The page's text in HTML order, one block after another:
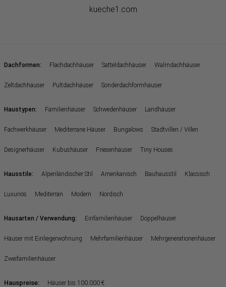
kueche1.com
Dachformen: Flachdachhäuser Satteldachhäuser Walmdachhäuser
Zeltdachhäuser Pultdachhäuser Sonderdachformhäuser
Haustypen: Familienhäuser Schwedenhäuser Landhäuser
Fachwerkhäuser Mediterrane Häuser Bungalows Stadtvillen / Villen
Designerhäuser Kubushäuser Friesenhäuser Tiny Houses
Hausstile: Alpenländischer Stil Amerikanisch Bauhausstil Klassisch
Luxuriös Mediterran Modern Nordisch
Hausarten / Verwendung: Einfamilienhäuser Doppelhäuser
Häuser mit Einliegerwohnung Mehrfamilienhäuser Mehrgenerationenhäuser
Zweifamilienhäuser
Hauspreise: Häuser bis 100.000 €